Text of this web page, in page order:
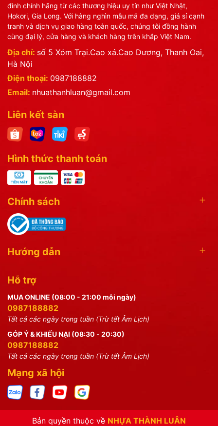
đình chính hãng từ các thương hiệu uy tín như Việt Nhật,
Hokori, Gia Long. Với hàng nghìn mẫu mã đa dạng, giá sỉ cạnh
tranh và dịch vụ giao hàng toàn quốc, chúng tôi đồng hành
cùng đại lý, cửa hàng và khách hàng trên khắp Việt Nam.
Địa chỉ: số 5 Xóm Trại.Cao xá.Cao Dương, Thanh Oai,
Hà Nội
Điện thoại: 0987188882
Email: nhuathanhluan@gmail.com
Liên kết sàn
Hình thức thanh toán
Chính sách
Hướng dẫn
Hỗ trợ
MUA ONLINE (08:00 - 21:00 mỗi ngày)
0987188882
Tất cả các ngày trong tuần (Trừ tết Âm Lịch)
GÓP Ý & KHIẾU NẠI (08:30 - 20:30)
0987188882
Tất cả các ngày trong tuần (Trừ tết Âm Lịch)
Mạng xã hội
Bản quyền thuộc về NHỰA THÀNH LUÂN